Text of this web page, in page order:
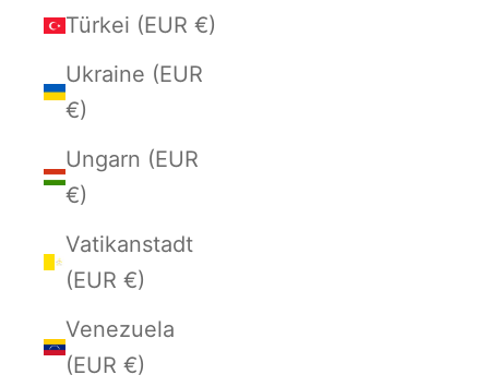
Türkei (EUR €)
Ukraine (EUR
€)
Ungarn (EUR
€)
Vatikanstadt
(EUR €)
Venezuela
(EUR €)